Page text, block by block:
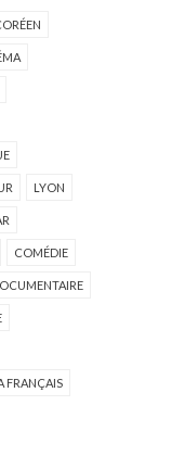
LYON
COMÉDIE
FRANÇAIS